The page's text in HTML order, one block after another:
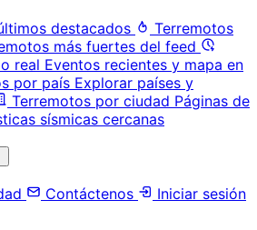
destacados
Terremotos
más fuertes del feed
real Eventos recientes y mapa en
por país Explorar países y
Terremotos por ciudad Páginas de
sísmicas cercanas
Contáctenos
Iniciar sesión